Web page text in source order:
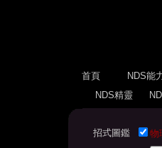
首頁 NDS能
NDS精靈
招式圖鑑 物